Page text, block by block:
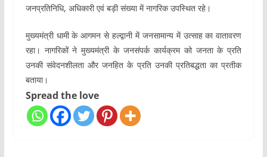
जनप्रतिनिधि, अधिकारी एवं बड़ी संख्या में नागरिक उपस्थित रहे।
मुख्यमंत्री धामी के आगमन से हल्द्वानी में जनसामान्य में उत्साह का वातावरण
रहा। नागरिकों ने मुख्यमंत्री के जनसंपर्क कार्यक्रम को जनता के प्रति
उनकी संवेदनशीलता और जनहित के प्रति उनकी प्रतिबद्धता का प्रतीक
बताया।
Spread the love